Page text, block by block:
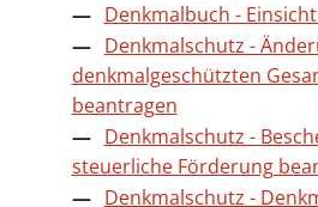
Denkmalbuch -
Denkmalschutz -
denkmalgeschützten
beantragen
Denkmalschutz -
steuerliche Förderung
Denkmalschutz -